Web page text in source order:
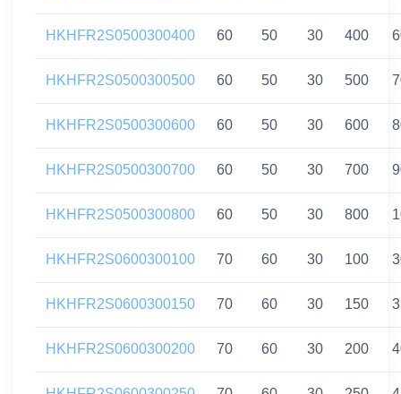
HKHFR2S0500300400 60 50 30 400
HKHFR2S0500300500 60 50 30 500
HKHFR2S0500300600 60 50 30 600
HKHFR2S0500300700 60 50 30 700
HKHFR2S0500300800 60 50 30 800
HKHFR2S0600300100 70 60 30 100
HKHFR2S0600300150 70 60 30 150
HKHFR2S0600300200 70 60 30 200